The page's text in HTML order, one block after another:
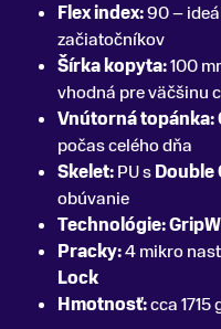
Flex index:90 –
začiatočníkov
Šírka kopyta:100
vhodná pre väčšinu
Vnútorná topánka:
počas celého dňa
Skelet:PU sDouble
obúvanie
Technológie:
Pracky:4 mikro
Lock
Hmotnosť:cca 1715